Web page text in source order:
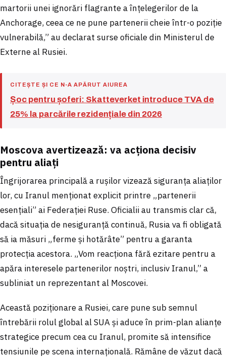
martorii unei ignorări flagrante a înțelegerilor de la
Anchorage, ceea ce ne pune partenerii cheie într-o poziție
vulnerabilă,” au declarat surse oficiale din Ministerul de
Externe al Rusiei.
CITEȘTE ȘI CE N-A APĂRUT AIUREA
Șoc pentru șoferi: Skatteverket introduce TVA de
25% la parcările rezidențiale din 2026
Moscova avertizează: va acționa decisiv
pentru aliați
Îngrijorarea principală a rușilor vizează siguranța aliaților
lor, cu Iranul menționat explicit printre „partenerii
esențiali” ai Federației Ruse. Oficialii au transmis clar că,
dacă situația de nesiguranță continuă, Rusia va fi obligată
să ia măsuri „ferme și hotărâte” pentru a garanta
protecția acestora. „Vom reacționa fără ezitare pentru a
apăra interesele partenerilor noștri, inclusiv Iranul,” a
subliniat un reprezentant al Moscovei.
Această poziționare a Rusiei, care pune sub semnul
întrebării rolul global al SUA și aduce în prim-plan alianțe
strategice precum cea cu Iranul, promite să intensifice
tensiunile pe scena internațională. Rămâne de văzut dacă